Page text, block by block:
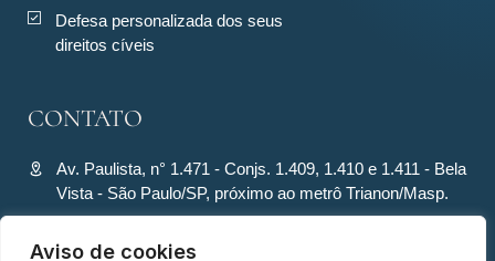
Aviso de cookies
Defesa personalizada dos seus
direitos cíveis
CONTATO
Av. Paulista, n° 1.471 - Conjs. 1.409, 1.410 e 1.411 - Bela
Vista - São Paulo/SP, próximo ao metrô Trianon/Masp.